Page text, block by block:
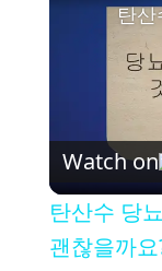
Watch on
탄산수 당
괜찮을까요